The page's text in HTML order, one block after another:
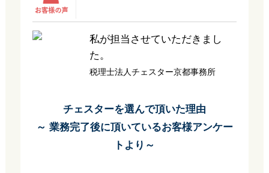
私が担当させていただきまし
た。
税理士法人チェスター京都事務所
チェスターを選んで頂いた理由
～ 業務完了後に頂いているお客様アンケー
トより～